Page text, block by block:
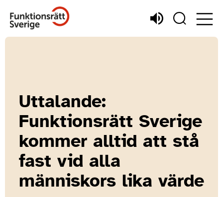
Uttalande:
Funktionsrätt Sverige
kommer alltid att stå
fast vid alla
människors lika värde